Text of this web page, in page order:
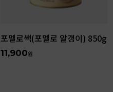
포멜로쌕(포멜로 알갱이) 850g
11,900원